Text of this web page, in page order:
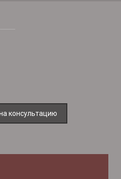
консультацию